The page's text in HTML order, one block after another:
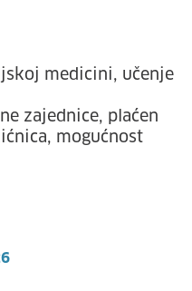
medicini, učenje
zajednice, plaćen
mogućnost